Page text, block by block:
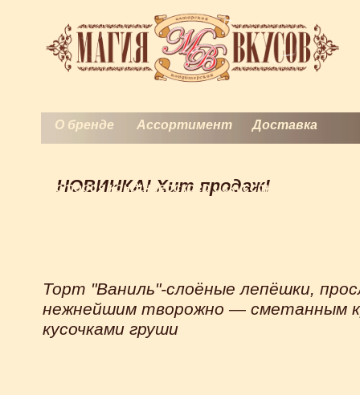
О бренде Ассортимент Доставка
История кондитерского искусства
НОВИНКА! Хит продаж!
Торт "Ваниль"-слоёные лепёшки,
нежнейшим творожно — сметанным
кусочками груши